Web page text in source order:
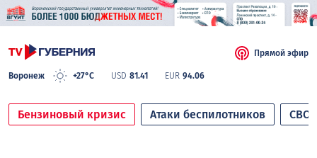
Воронеж +27°C USD 81.41 EUR 94.06
Прямой эфир
Бензиновый кризис Атаки беспилотников СВО